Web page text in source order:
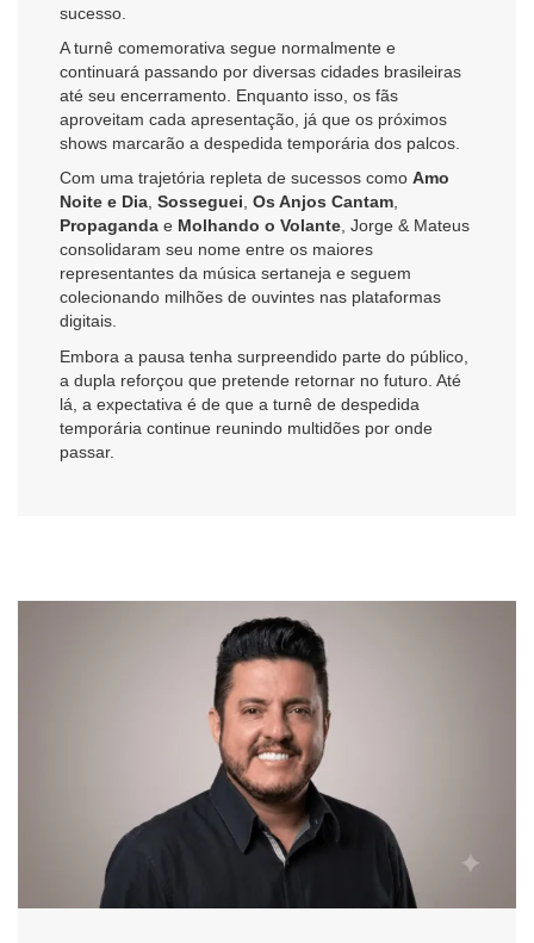
sucesso.
A turnê comemorativa segue normalmente e
continuará passando por diversas cidades brasileiras
até seu encerramento. Enquanto isso, os fãs
aproveitam cada apresentação, já que os próximos
shows marcarão a despedida temporária dos palcos.
Com uma trajetória repleta de sucessos como Amo
Noite e Dia, Sosseguei, Os Anjos Cantam,
Propaganda e Molhando o Volante, Jorge & Mateus
consolidaram seu nome entre os maiores
representantes da música sertaneja e seguem
colecionando milhões de ouvintes nas plataformas
digitais.
Embora a pausa tenha surpreendido parte do público,
a dupla reforçou que pretende retornar no futuro. Até
lá, a expectativa é de que a turnê de despedida
temporária continue reunindo multidões por onde
passar.